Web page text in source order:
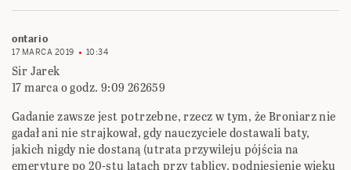
ontario
17 MARCA 2019 10:34
Sir Jarek
17 marca o godz. 9:09 262659
Gadanie zawsze jest potrzebne, rzecz w tym, że Broniarz nie
gadał ani nie strajkował, gdy nauczyciele dostawali baty,
jakich nigdy nie dostaną (utrata przywileju pójścia na
emeryturę po 20-stu latach przy tablicy, podniesienie wieku